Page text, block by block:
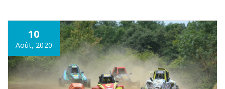
10
Août, 2020